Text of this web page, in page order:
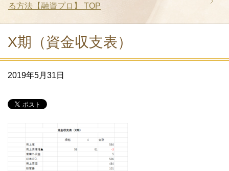
る方法【融資プロ】
TOP
X期（資金収支表）
2019年5月31日